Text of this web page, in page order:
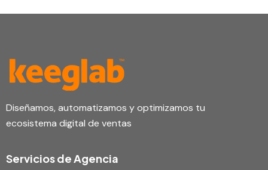
Diseñamos, automatizamos y optimizamos tu
ecosistema digital de ventas
Servicios de Agencia